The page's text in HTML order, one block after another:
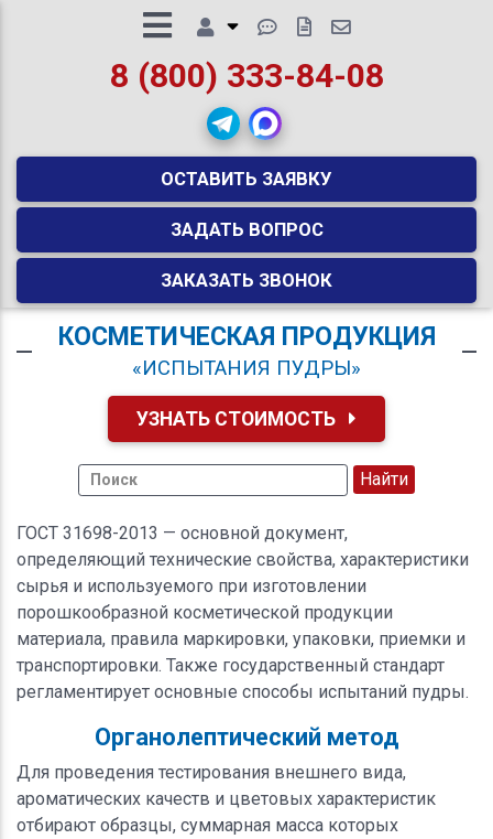
8 (800) 333-84-08
ОСТАВИТЬ ЗАЯВКУ
ЗАДАТЬ ВОПРОС
ЗАКАЗАТЬ ЗВОНОК
КОСМЕТИЧЕСКАЯ ПРОДУКЦИЯ
«ИСПЫТАНИЯ ПУДРЫ»
УЗНАТЬ СТОИМОСТЬ
ГОСТ 31698-2013 — основной документ,
определяющий технические свойства, характеристики
сырья и используемого при изготовлении
порошкообразной косметической продукции
материала, правила маркировки, упаковки, приемки и
транспортировки. Также государственный стандарт
регламентирует основные способы испытаний пудры.
Органолептический метод
Для проведения тестирования внешнего вида,
ароматических качеств и цветовых характеристик
отбирают образцы, суммарная масса которых